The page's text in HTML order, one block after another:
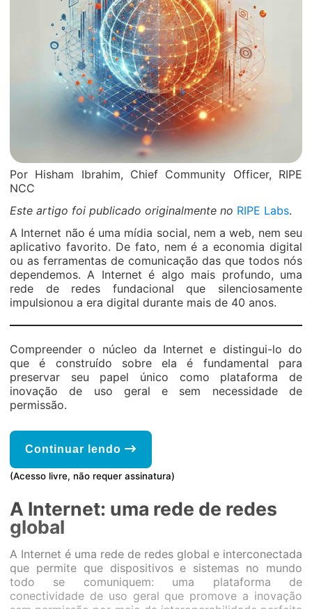
Por Hisham Ibrahim, Chief Community Officer, RIPE
NCC
Este artigo foi publicado originalmente no RIPE Labs.
A Internet não é uma mídia social, nem a web, nem seu
aplicativo favorito. De fato, nem é a economia digital
ou as ferramentas de comunicação das que todos nós
dependemos. A Internet é algo mais profundo, uma
rede de redes fundacional que silenciosamente
impulsionou a era digital durante mais de 40 anos.
Compreender o núcleo da Internet e distingui-lo do
que é construído sobre ela é fundamental para
preservar seu papel único como plataforma de
inovação de uso geral e sem necessidade de
permissão.
Continuar lendo
(Acesso livre, não requer assinatura)
A Internet: uma rede de redes
global
A Internet é uma rede de redes global e interconectada
que permite que dispositivos e sistemas no mundo
todo se comuniquem: uma plataforma de
conectividade de uso geral que promove a inovação